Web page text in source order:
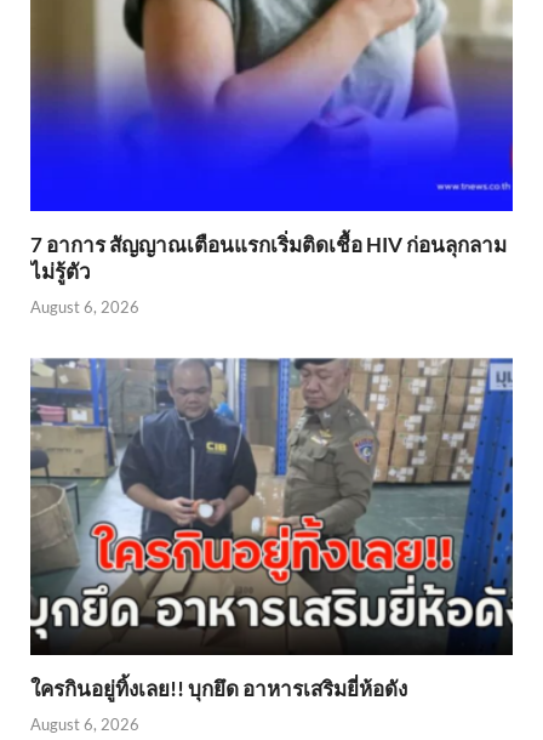
7 อาการ สัญญาณเตือนแรกเริ่มติดเชื้อ HIV ก่อนลุกลาม
ไม่รู้ตัว
August 6, 2026
ใครกินอยู่ทิ้งเลย!! บุกยึด อาหารเสริมยี่ห้อดัง
August 6, 2026